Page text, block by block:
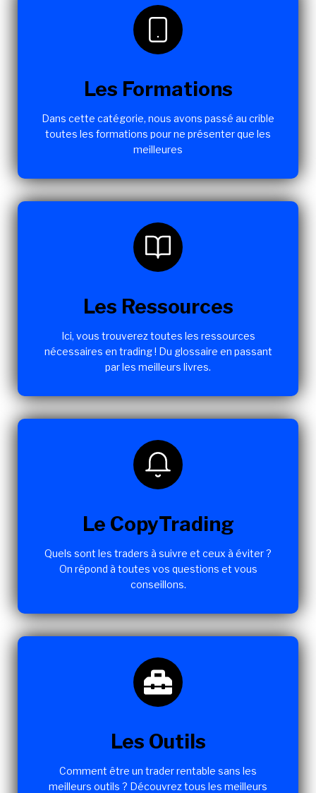
Les Formations
Dans cette catégorie, nous avons passé au crible
toutes les formations pour ne présenter que les
meilleures
Les Ressources
Ici, vous trouverez toutes les ressources
nécessaires en trading ! Du glossaire en passant
par les meilleurs livres.
Le CopyTrading
Quels sont les traders à suivre et ceux à éviter ?
On répond à toutes vos questions et vous
conseillons.
Les Outils
Comment être un trader rentable sans les
meilleurs outils ? Découvrez tous les meilleurs